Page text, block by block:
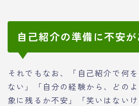
自己紹介の準備に不安
それでもなお、「自己紹介で何
ない」「自分の経験から、どの
象に残るか不安」「笑いはない